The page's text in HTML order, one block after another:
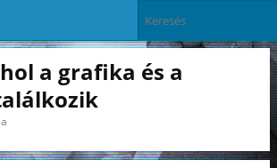
a grafika és a